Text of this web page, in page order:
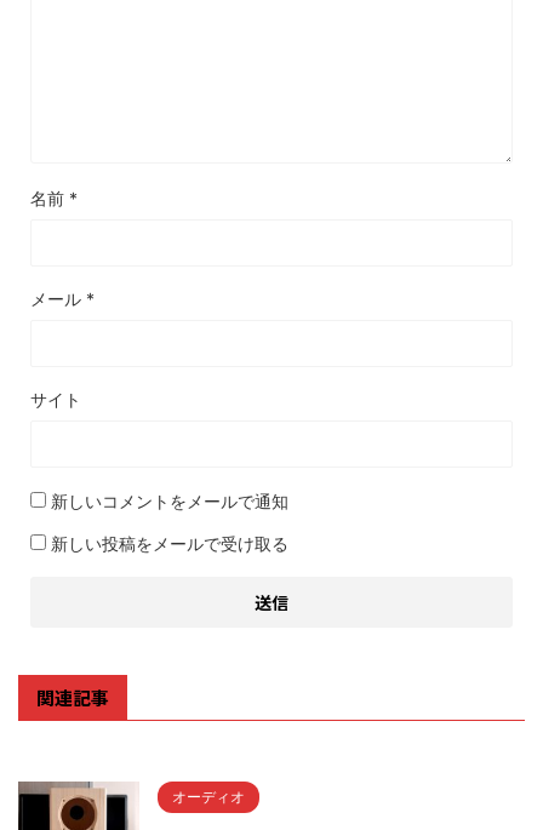
名前 *
メール *
サイト
新しいコメントをメールで通知
新しい投稿をメールで受け取る
関連記事
オーディオ